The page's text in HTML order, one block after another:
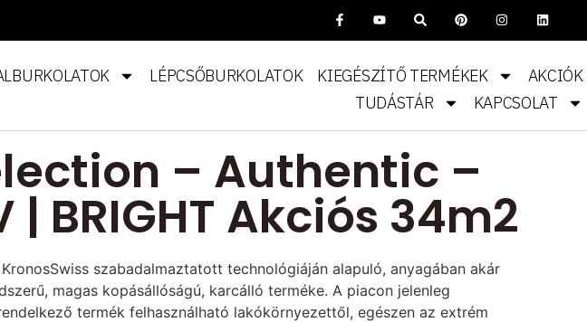
LÉPCSŐBURKOLATOK KIEGÉSZÍTŐ TERMÉKEK
AKCIÓK
TUDÁSTÁR
KAPCSOLAT
– Authentic –
| BRIGHT Akciós 34m2
szabadalmaztatott technológiáján alapuló, anyagában akár
magas kopásállóságú, karcálló terméke. A piacon jelenleg
termék felhasználható lakókörnyezettől, egészen az extrém